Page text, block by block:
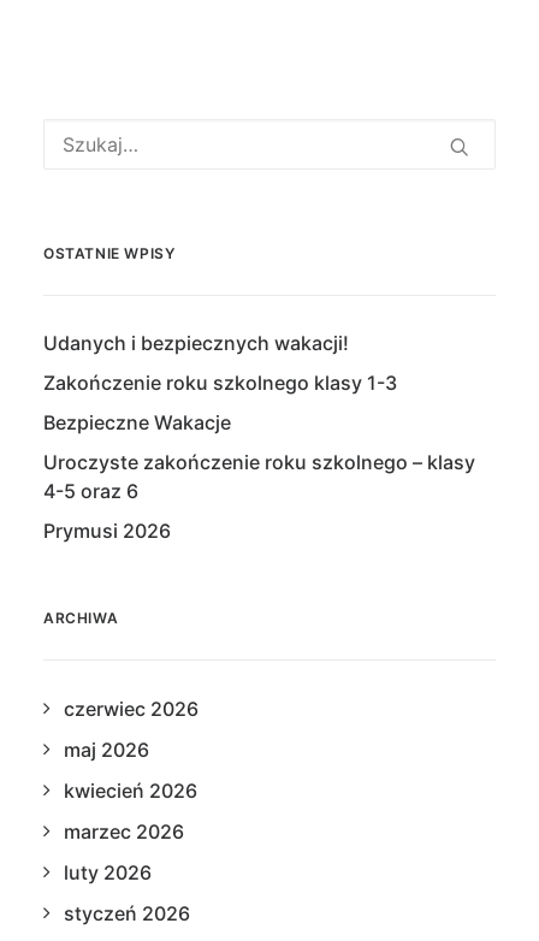
OSTATNIE WPISY
Udanych i bezpiecznych wakacji!
Zakończenie roku szkolnego klasy 1-3
Bezpieczne Wakacje
Uroczyste zakończenie roku szkolnego – klasy
4-5 oraz 6
Prymusi 2026
ARCHIWA
czerwiec 2026
maj 2026
kwiecień 2026
marzec 2026
luty 2026
styczeń 2026